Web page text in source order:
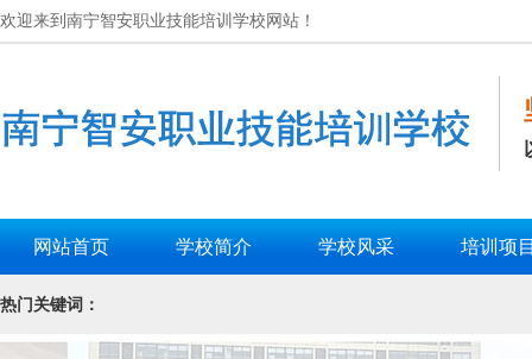
欢迎来到南宁智安职业技能培训学校网站！
网站首页 学校简介 学校风采 培训项
热门关键词：